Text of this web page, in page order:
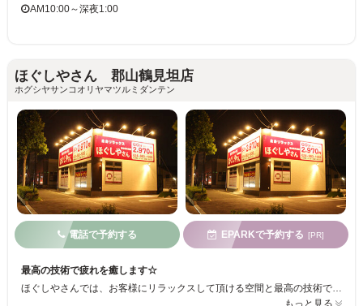
AM10:00～深夜1:00
ほぐしやさん 郡山鶴見坦店
ホグシヤサンコオリヤマツルミダンテン
電話で予約する EPARKで予約する [PR]
最高の技術で疲れを癒します☆
もっと見る